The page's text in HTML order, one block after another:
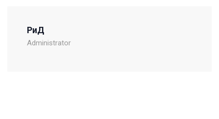
РиД
Administrator